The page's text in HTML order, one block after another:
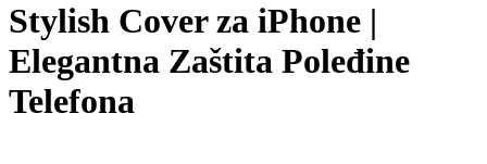
Stylish Cover za iPhone |
Elegantna Zaštita Poleđine
Telefona